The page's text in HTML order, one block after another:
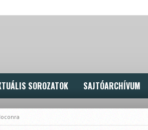
SOROZATOK SAJTÓARCHÍVUM